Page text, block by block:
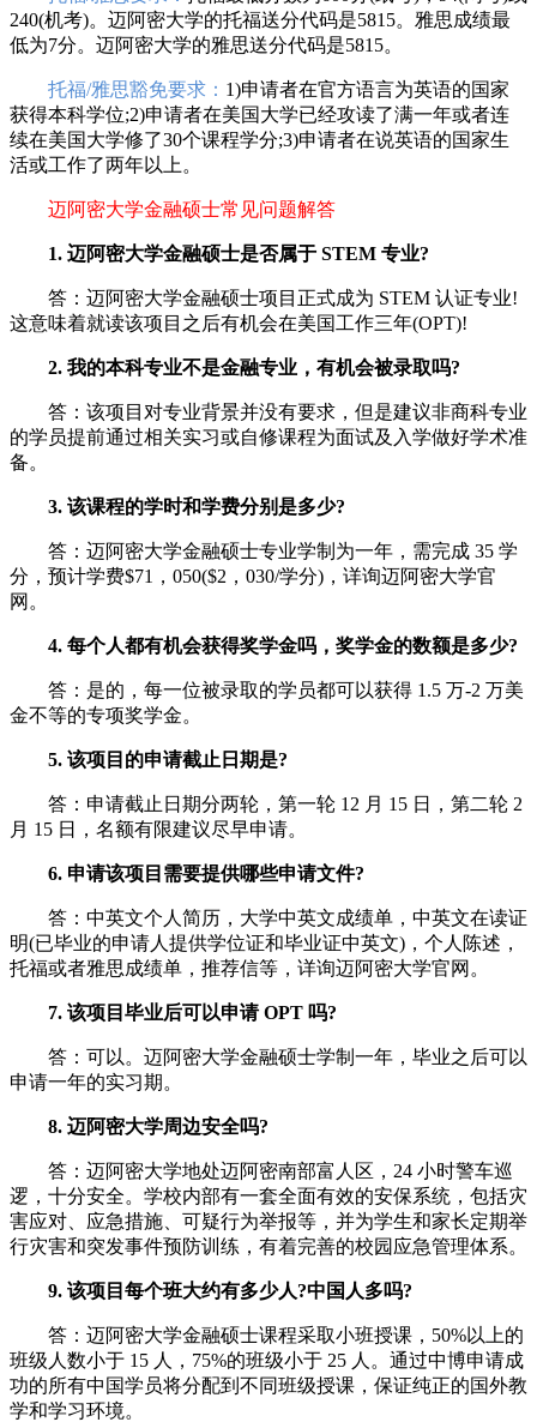
240(机考)。迈阿密大学的托福送分代码是5815。雅思成绩最
低为7分。迈阿密大学的雅思送分代码是5815。
托福/雅思豁免要求： 1)申请者在官方语言为英语的国家
获得本科学位;2)申请者在美国大学已经攻读了满一年或者连
续在美国大学修了30个课程学分;3)申请者在说英语的国家生
活或工作了两年以上。
迈阿密大学金融硕士常见问题解答
1. 迈阿密大学金融硕士是否属于 STEM 专业?
答：迈阿密大学金融硕士项目正式成为 STEM 认证专业!
这意味着就读该项目之后有机会在美国工作三年(OPT)!
2. 我的本科专业不是金融专业，有机会被录取吗?
答：该项目对专业背景并没有要求，但是建议非商科专业
的学员提前通过相关实习或自修课程为面试及入学做好学术准
备。
3. 该课程的学时和学费分别是多少?
答：迈阿密大学金融硕士专业学制为一年，需完成 35 学
分，预计学费$71，050($2，030/学分)，详询迈阿密大学官
网。
4. 每个人都有机会获得奖学金吗，奖学金的数额是多少?
答：是的，每一位被录取的学员都可以获得 1.5 万-2 万美
金不等的专项奖学金。
5. 该项目的申请截止日期是?
答：申请截止日期分两轮，第一轮 12 月 15 日，第二轮 2
月 15 日，名额有限建议尽早申请。
6. 申请该项目需要提供哪些申请文件?
答：中英文个人简历，大学中英文成绩单，中英文在读证
明(已毕业的申请人提供学位证和毕业证中英文)，个人陈述，
托福或者雅思成绩单，推荐信等，详询迈阿密大学官网。
7. 该项目毕业后可以申请 OPT 吗?
答：可以。迈阿密大学金融硕士学制一年，毕业之后可以
申请一年的实习期。
8. 迈阿密大学周边安全吗?
答：迈阿密大学地处迈阿密南部富人区，24 小时警车巡
逻，十分安全。学校内部有一套全面有效的安保系统，包括灾
害应对、应急措施、可疑行为举报等，并为学生和家长定期举
行灾害和突发事件预防训练，有着完善的校园应急管理体系。
9. 该项目每个班大约有多少人?中国人多吗?
答：迈阿密大学金融硕士课程采取小班授课，50%以上的
班级人数小于 15 人，75%的班级小于 25 人。通过中博申请成
功的所有中国学员将分配到不同班级授课，保证纯正的国外教
学和学习环境。